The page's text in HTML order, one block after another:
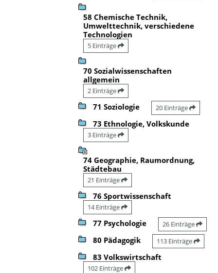
58 Chemische Technik,
Umwelttechnik, verschiedene
Technologien
5 Einträge
70 Sozialwissenschaften
allgemein
2 Einträge
71 Soziologie 20 Einträge
73 Ethnologie, Volkskunde
3 Einträge
74 Geographie, Raumordnung,
Städtebau
21 Einträge
76 Sportwissenschaft
14 Einträge
77 Psychologie 26 Einträge
80 Pädagogik 113 Einträge
83 Volkswirtschaft
102 Einträge